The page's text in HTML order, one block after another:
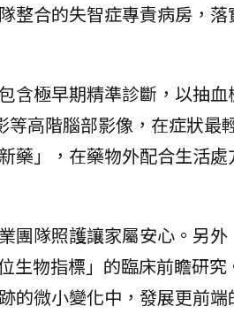
整合的失智症專責病房，落
含極早期精準診斷，以抽血
高階腦部影像，在症狀最
藥」，在藥物外配合生活處
團隊照護讓家屬安心。另外
生物指標」的臨床前瞻研究
的微小變化中，發展更前端